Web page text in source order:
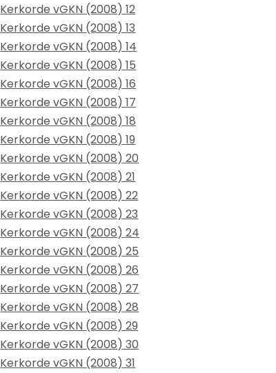
Kerkorde vGKN (2008) 12
Kerkorde vGKN (2008) 13
Kerkorde vGKN (2008) 14
Kerkorde vGKN (2008) 15
Kerkorde vGKN (2008) 16
Kerkorde vGKN (2008) 17
Kerkorde vGKN (2008) 18
Kerkorde vGKN (2008) 19
Kerkorde vGKN (2008) 20
Kerkorde vGKN (2008) 21
Kerkorde vGKN (2008) 22
Kerkorde vGKN (2008) 23
Kerkorde vGKN (2008) 24
Kerkorde vGKN (2008) 25
Kerkorde vGKN (2008) 26
Kerkorde vGKN (2008) 27
Kerkorde vGKN (2008) 28
Kerkorde vGKN (2008) 29
Kerkorde vGKN (2008) 30
Kerkorde vGKN (2008) 31